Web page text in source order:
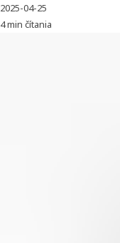
2025-04-25
4 min čítania